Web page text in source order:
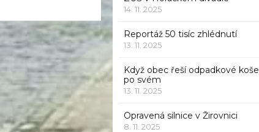
14. 11. 2025
Reportáž 50 tisíc zhlédnutí
13. 11. 2025
Když obec řeší odpadkové koše
po svém
13. 11. 2025
Opravená silnice v Žirovnici
8. 11. 2025